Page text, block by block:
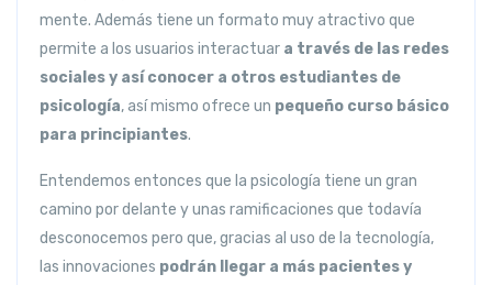
mente. Además tiene un formato muy atractivo que
permite a los usuarios interactuar a través de las redes
sociales y así conocer a otros estudiantes de
psicología, así mismo ofrece un pequeño curso básico
para principiantes.
Entendemos entonces que la psicología tiene un gran
camino por delante y unas ramificaciones que todavía
desconocemos pero que, gracias al uso de la tecnología,
las innovaciones podrán llegar a más pacientes y